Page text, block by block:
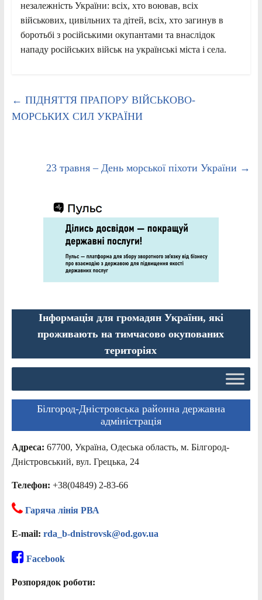
незалежність України: всіх, хто воював, всіх
військових, цивільних та дітей, всіх, хто загинув в
боротьбі з російськими окупантами та внаслідок
нападу російських військ на українські міста і села.
← ПІДНЯТТЯ ПРАПОРУ ВІЙСЬКОВО-
МОРСЬКИХ СИЛ УКРАЇНИ
23 травня – День морської піхоти України →
Інформація для громадян України, які
проживають на тимчасово окупованих
територіях
Білгород-Дністровська районна державна
адміністрація
Адреса: 67700, Україна, Одеська область, м. Білгород-
Дністровський, вул. Грецька, 24
Телефон: +38(04849) 2-83-66
Гаряча лінія РВА
E-mail: rda_b-dnistrovsk@od.gov.ua
Facebook
Розпорядок роботи: